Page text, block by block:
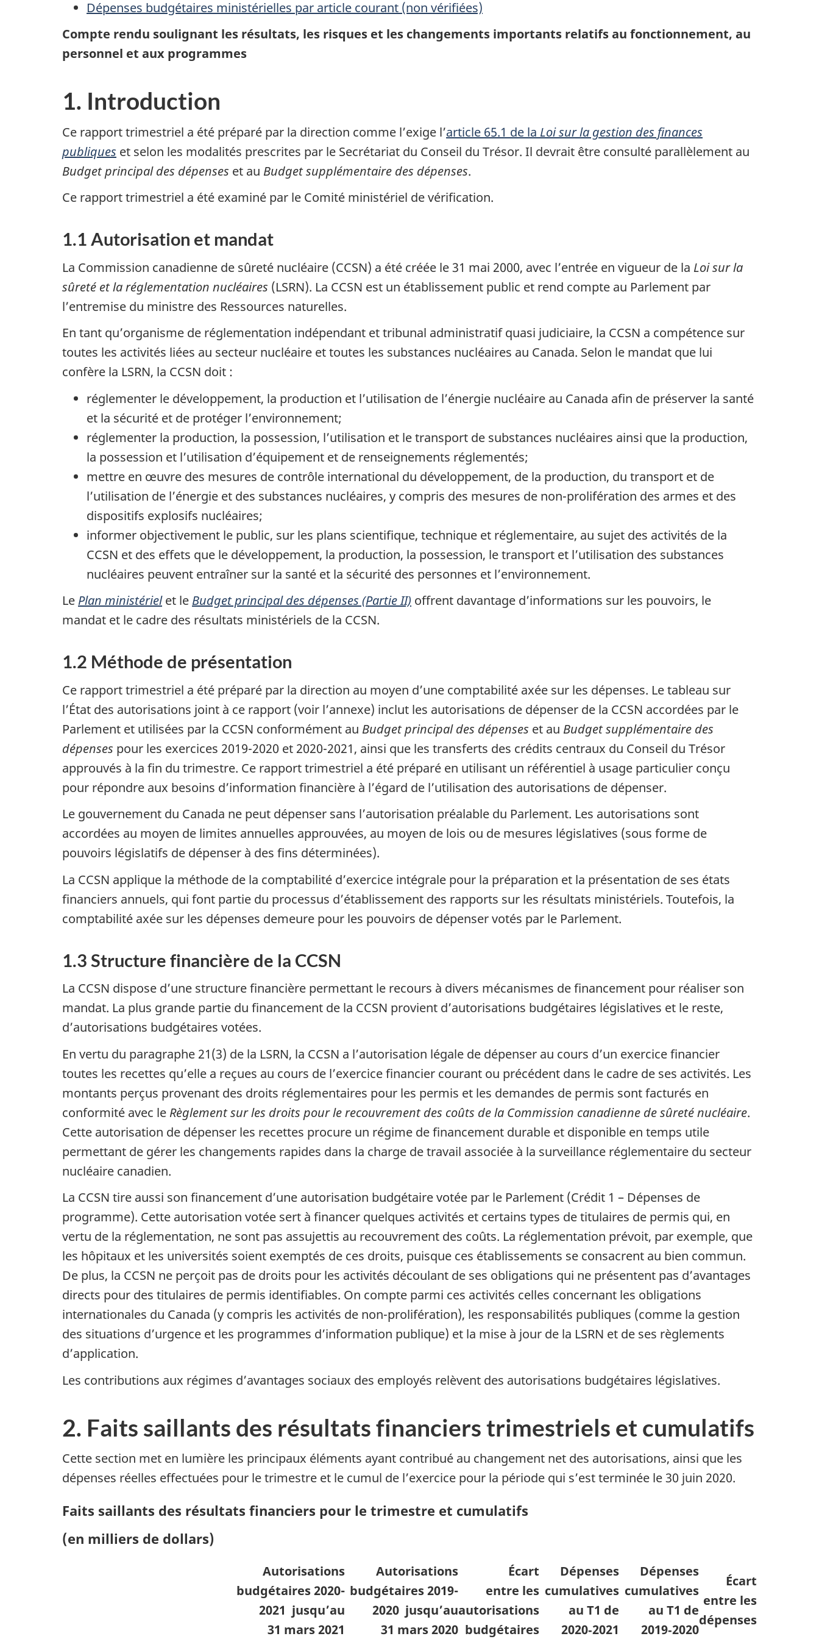
Dépenses budgétaires ministérielles par article courant (non vérifiées)
Compte rendu soulignant les résultats, les risques et les changements importants relatifs au fonctionnement, au
personnel et aux programmes
1. Introduction
Ce rapport trimestriel a été préparé par la direction comme l’exige l’article 65.1 de la Loi sur la gestion des finances
publiques et selon les modalités prescrites par le Secrétariat du Conseil du Trésor. Il devrait être consulté parallèlement au
Budget principal des dépenses et au Budget supplémentaire des dépenses.
Ce rapport trimestriel a été examiné par le Comité ministériel de vérification.
1.1 Autorisation et mandat
La Commission canadienne de sûreté nucléaire (CCSN) a été créée le 31 mai 2000, avec l’entrée en vigueur de la Loi sur la
sûreté et la réglementation nucléaires (LSRN). La CCSN est un établissement public et rend compte au Parlement par
l’entremise du ministre des Ressources naturelles.
En tant qu’organisme de réglementation indépendant et tribunal administratif quasi judiciaire, la CCSN a compétence sur
toutes les activités liées au secteur nucléaire et toutes les substances nucléaires au Canada. Selon le mandat que lui
confère la LSRN, la CCSN doit :
réglementer le développement, la production et l’utilisation de l’énergie nucléaire au Canada afin de préserver la santé
et la sécurité et de protéger l’environnement;
réglementer la production, la possession, l’utilisation et le transport de substances nucléaires ainsi que la production,
la possession et l’utilisation d’équipement et de renseignements réglementés;
mettre en œuvre des mesures de contrôle international du développement, de la production, du transport et de
l’utilisation de l’énergie et des substances nucléaires, y compris des mesures de non-prolifération des armes et des
dispositifs explosifs nucléaires;
informer objectivement le public, sur les plans scientifique, technique et réglementaire, au sujet des activités de la
CCSN et des effets que le développement, la production, la possession, le transport et l’utilisation des substances
nucléaires peuvent entraîner sur la santé et la sécurité des personnes et l’environnement.
Le Plan ministérielet le Budget principal des dépenses (Partie II) offrent davantage d’informations sur les pouvoirs, le
mandat et le cadre des résultats ministériels de la CCSN.
1.2 Méthode de présentation
Ce rapport trimestriel a été préparé par la direction au moyen d’une comptabilité axée sur les dépenses. Le tableau sur
l’État des autorisations joint à ce rapport (voir l’annexe) inclut les autorisations de dépenser de la CCSN accordées par le
Parlement et utilisées par la CCSN conformément au Budget principal des dépenses et au Budget supplémentaire des
dépenses pour les exercices 2019-2020 et 2020-2021, ainsi que les transferts des crédits centraux du Conseil du Trésor
approuvés à la fin du trimestre. Ce rapport trimestriel a été préparé en utilisant un référentiel à usage particulier conçu
pour répondre aux besoins d’information financière à l’égard de l’utilisation des autorisations de dépenser.
Le gouvernement du Canada ne peut dépenser sans l’autorisation préalable du Parlement. Les autorisations sont
accordées au moyen de limites annuelles approuvées, au moyen de lois ou de mesures législatives (sous forme de
pouvoirs législatifs de dépenser à des fins déterminées).
La CCSN applique la méthode de la comptabilité d’exercice intégrale pour la préparation et la présentation de ses états
financiers annuels, qui font partie du processus d’établissement des rapports sur les résultats ministériels. Toutefois, la
comptabilité axée sur les dépenses demeure pour les pouvoirs de dépenser votés par le Parlement.
1.3 Structure financière de la CCSN
La CCSN dispose d’une structure financière permettant le recours à divers mécanismes de financement pour réaliser son
mandat. La plus grande partie du financement de la CCSN provient d’autorisations budgétaires législatives et le reste,
d’autorisations budgétaires votées.
En vertu du paragraphe 21(3) de la LSRN, la CCSN a l’autorisation légale de dépenser au cours d’un exercice financier
toutes les recettes qu’elle a reçues au cours de l’exercice financier courant ou précédent dans le cadre de ses activités. Les
montants perçus provenant des droits réglementaires pour les permis et les demandes de permis sont facturés en
conformité avec le Règlement sur les droits pour le recouvrement des coûts de la Commission canadienne de sûreté nucléaire.
Cette autorisation de dépenser les recettes procure un régime de financement durable et disponible en temps utile
permettant de gérer les changements rapides dans la charge de travail associée à la surveillance réglementaire du secteur
nucléaire canadien.
La CCSN tire aussi son financement d’une autorisation budgétaire votée par le Parlement (Crédit 1 – Dépenses de
programme). Cette autorisation votée sert à financer quelques activités et certains types de titulaires de permis qui, en
vertu de la réglementation, ne sont pas assujettis au recouvrement des coûts. La réglementation prévoit, par exemple, que
les hôpitaux et les universités soient exemptés de ces droits, puisque ces établissements se consacrent au bien commun.
De plus, la CCSN ne perçoit pas de droits pour les activités découlant de ses obligations qui ne présentent pas d’avantages
directs pour des titulaires de permis identifiables. On compte parmi ces activités celles concernant les obligations
internationales du Canada (y compris les activités de non-prolifération), les responsabilités publiques (comme la gestion
des situations d’urgence et les programmes d’information publique) et la mise à jour de la LSRN et de ses règlements
d’application.
Les contributions aux régimes d’avantages sociaux des employés relèvent des autorisations budgétaires législatives.
2. Faits saillants des résultats financiers trimestriels et cumulatifs
Cette section met en lumière les principaux éléments ayant contribué au changement net des autorisations, ainsi que les
dépenses réelles effectuées pour le trimestre et le cumul de l’exercice pour la période qui s’est terminée le 30 juin 2020.
Faits saillants des résultats financiers pour le trimestre et cumulatifs
(en milliers de dollars)
Autorisations
budgétaires 2020-
2021 jusqu’au
31 mars 2021
Autorisations
budgétaires 2019-
2020 jusqu’au
31 mars 2020
Écart
entre les
autorisations
budgétaires
Dépenses
cumulatives
au T1 de
2020‑2021
Dépenses
cumulatives
au T1 de
2019‑2020
Écart
entre les
dépenses